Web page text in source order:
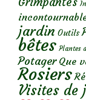
jardin Outils
bêtes Plantes
Potager Que
Rosiers
Visites de